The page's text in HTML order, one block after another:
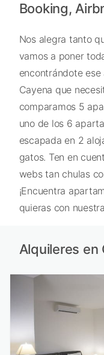
Booking,
Nos alegra tanto
vamos a poner
encontrándote
Cayena que
comparamos 5
uno de los 6
escapada en 2
gatos. Ten en
webs tan chulas
¡Encuentra
quieras con
Alquileres en